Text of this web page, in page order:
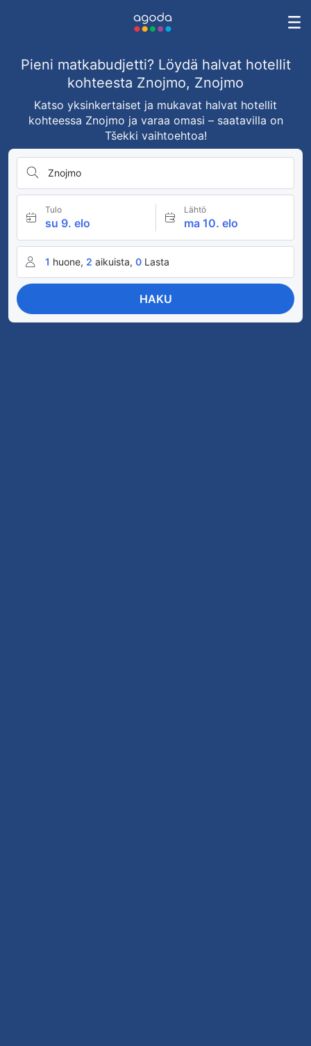
Pieni matkabudjetti? Löydä halvat hotellit
kohteesta Znojmo, Znojmo
Katso yksinkertaiset ja mukavat halvat hotellit
kohteessa Znojmo ja varaa omasi – saatavilla on
Tšekki vaihtoehtoa!
Znojmo
Tulo
su 9. elo
Lähtö
ma 10. elo
1 huone, 2 aikuista, 0 Lasta
HAKU